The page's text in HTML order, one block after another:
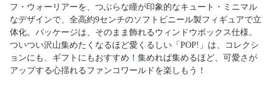
フ・ウォーリアーを、つぶらな瞳が印象的なキュート・ミニマル
なデザインで、全高約9センチのソフトビニール製フィギュアで立
体化。パッケージは、そのまま飾れるウィンドウボックス仕様。
ついつい沢山集めたくなるほど愛くるしい「POP!」は、コレクシ
ョンにも、ギフトにもおすすめ！集めれば集めるほど、可愛さが
アップする心揺れるファンコワールドを楽しもう！